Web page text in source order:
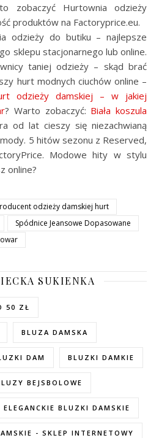
zobaczyć Hurtownia odzieży
produktów na Factoryprice.eu.
odzieży do butiku – najlepsze
sklepu stacjonarnego lub online.
taniej odzieży – skąd brać
hurt modnych ciuchów online –
odzieży damskiej – w jakiej
? Warto zobaczyć: Biała koszula
od lat cieszy się niezachwianą
5 hitów sezonu z Reserved,
Modowe hity w stylu
online?
odzieży damskiej hurt
Spódnice Jeansowe Dopasowane
SUKIENKA
50 ZŁ
BLUZA DAMSKA
DAM BLUZKI DAMKIE
BEJSBOLOWE
ELEGANCKIE BLUZKI DAMSKIE
- SKLEP INTERNETOWY